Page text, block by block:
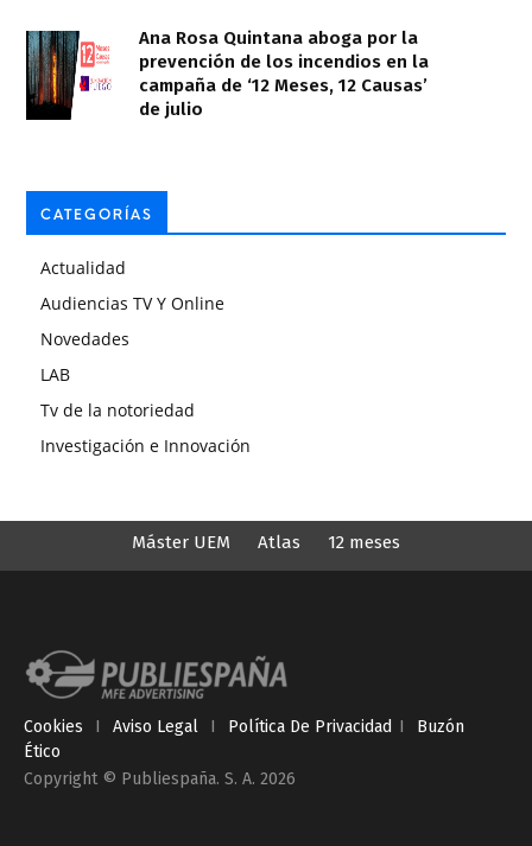
Ana Rosa Quintana aboga por la
prevención de los incendios en la
campaña de ‘12 Meses, 12 Causas’
de julio
CATEGORÍAS
Actualidad
Audiencias TV Y Online
Novedades
LAB
Tv de la notoriedad
Investigación e Innovación
Máster UEM Atlas 12 meses
Cookies I Aviso Legal I Política De Privacidad I
Buzón
Ético
Copyright © Publiespaña. S. A. 2026